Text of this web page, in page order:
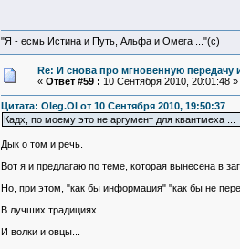
"Я - есмь Истина и Путь, Альфа и Омега ..."(с)
Re: И снова про мгновенную
« Ответ #59 : 10 Сентября 2010, 20:01:48 »
Цитата: Oleg.Ol от 10 Сентября 2010, 19:50:37
Кадх, по моему это не аргумент для квантмеха ...
Дык о том и речь.
Вот я и предлагаю по теме, которая вынесена в
Но, при этом, "как бы информация" "как бы не
В лучших традициях...
И волки и овцы...